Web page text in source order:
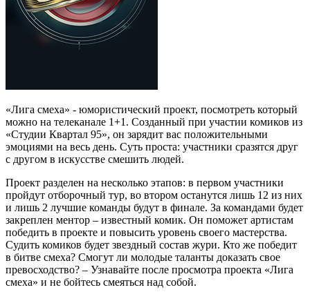
«Лига смеха» - юмористический проект, посмотреть который
можно на телеканале 1+1. Созданный при участии комиков из
«Студии Квартал 95», он зарядит вас положительными
эмоциями на весь день. Суть проста: участники сразятся друг
с другом в искусстве смешить людей.
Проект разделен на несколько этапов: в первом участники
пройдут отборочный тур, во втором останутся лишь 12 из них
и лишь 2 лучшие команды будут в финале. За командами будет
закреплен ментор – известный комик. Он поможет артистам
победить в проекте и повысить уровень своего мастерства.
Судить комиков будет звездный состав жури. Кто же победит
в битве смеха? Смогут ли молодые таланты доказать свое
превосходство? – Узнавайте после просмотра проекта «Лига
смеха» и не бойтесь смеяться над собой.